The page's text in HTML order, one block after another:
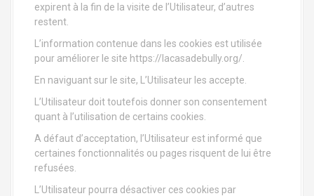
expirent à la fin de la visite de l’Utilisateur, d’autres
restent.
L’information contenue dans les cookies est utilisée
pour améliorer le site https://lacasadebully.org/.
En naviguant sur le site, L’Utilisateur les accepte.
L’Utilisateur doit toutefois donner son consentement
quant à l’utilisation de certains cookies.
A défaut d’acceptation, l’Utilisateur est informé que
certaines fonctionnalités ou pages risquent de lui être
refusées.
L’Utilisateur pourra désactiver ces cookies par